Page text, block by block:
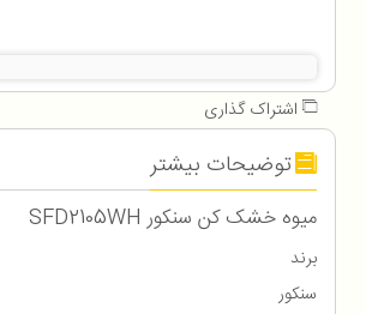
اشتراک گذاری
توضیحات بیشتر
میوه خشک کن سنکور SFD2105WH
برند
سنکور